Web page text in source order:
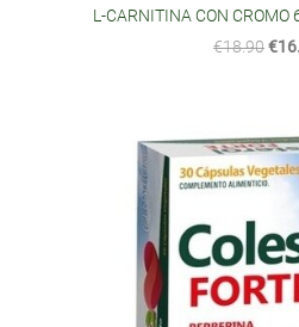
L-CARNITINA CON
€18.90